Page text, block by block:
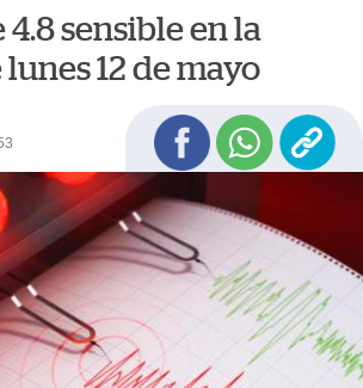
sensible en la
12 de mayo